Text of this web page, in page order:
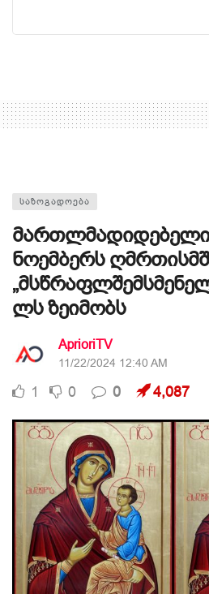
ᲡᲐᲖᲝᲒᲐᲓᲝᲔᲑᲐ
მართლმადიდებელი
ნოემბერს
ლს ზეიმობს
AprioriTV
11/22/2024 12:40 AM
1 0 0 4,087